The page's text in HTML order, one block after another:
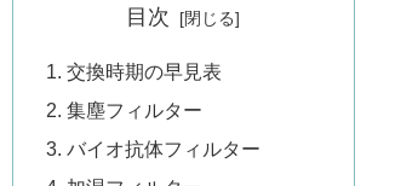
目次
交換時期の早見表
集塵フィルター
バイオ抗体フィルター